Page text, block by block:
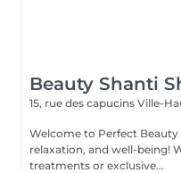
Beauty Shanti
15, rue des capucins Ville-
Welcome to Perfect
relaxation, and well-being! Whether you're looking for classic
treatments or exclusive...